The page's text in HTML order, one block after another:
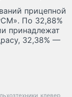
прицепной
По 32,88%
принадлежат
32,38% —
клевер